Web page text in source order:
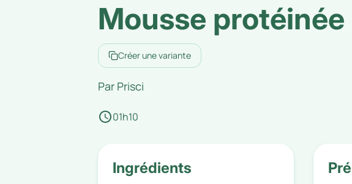
Mousse
Créer une variante
Par Prisci
01h10
Ingrédients